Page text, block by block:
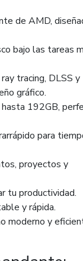
de AMD,
bajo las tareas
tracing, DLSS y
gráfico.
192GB,
para
proyectos y
tu productividad.
y rápida.
moderno y